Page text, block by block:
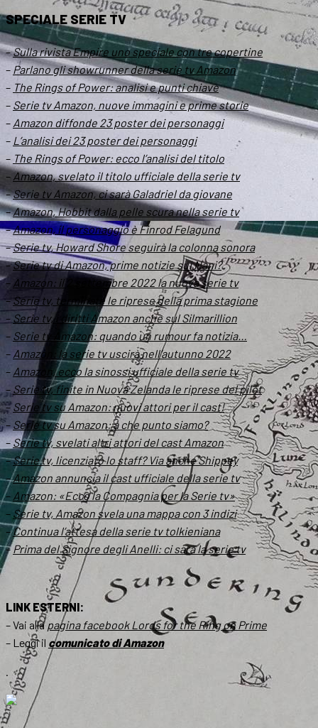
SPECIALE SERIE TV
–Sulla rivista Empire uno speciale con tre copertine
– Parlano gli showrunner della serie tv Amazon
– The Rings of Power: analisi e punti chiave
– Serie tv Amazon, nuove immagini e prime storie
– Amazon diffonde 23 poster dei personaggi
– L’analisi dei 23 poster dei personaggi
– The Rings of Power: ecco l’analisi del titolo
–Amazon, svelato il titolo ufficiale della serie tv
–Serie tv Amazon, ci sarà Galadriel da giovane
–Amazon, Hobbit dalla pelle scura nella serie tv
–Amazon, il personaggio è Finrod Felagund
–Serie tv, Howard Shore seguirà la colonna sonora
–Serie tv di Amazon, prime notizie sui Nani?
– Amazon: il 2 settembre 2022 la nuova serie tv
–Serie tv, terminate le riprese della prima stagione
– Serie tv, i diritti Amazon anche sul Silmarillion
– Serie tv Amazon: quando un rumour fa notizia…
– Amazon: la serie tv uscirà nell’autunno 2022
– Amazon, ecco la sinossi ufficiale della serie tv
– Serie tv, finite in Nuova Zelanda le riprese del pilot
–Serie tv su Amazon: nuovi attori per il cast!
– Serie tv su Amazon: a che punto siamo?
– Serie tv, svelati altri attori del cast Amazon
–Serie tv, licenziato lo staff? Via anche Shippey
–Amazon annuncia il cast ufficiale della serie tv
– Amazon: «Ecco la Compagnia per la Serie tv»
– Serie tv, Amazon svela una mappa con 3 indizi
–Continua l’attesa della serie tv tolkieniana
–Prima delSignore degli Anelli: ci sarà la serie tv
LINK ESTERNI:
– Vai allapagina facebook Lords for the Ring on Prime
– Leggi il comunicato di Amazon